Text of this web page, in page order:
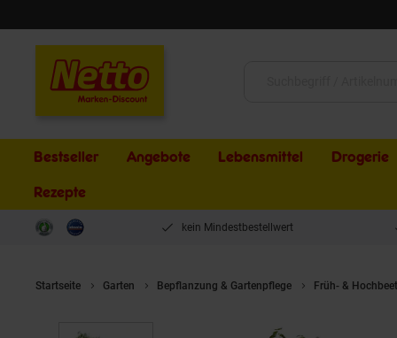
Bestseller Angebote Lebensmittel Drogerie
Rezepte
kein Mindestbestellwert
Startseite Garten Bepflanzung & Gartenpflege Früh- &